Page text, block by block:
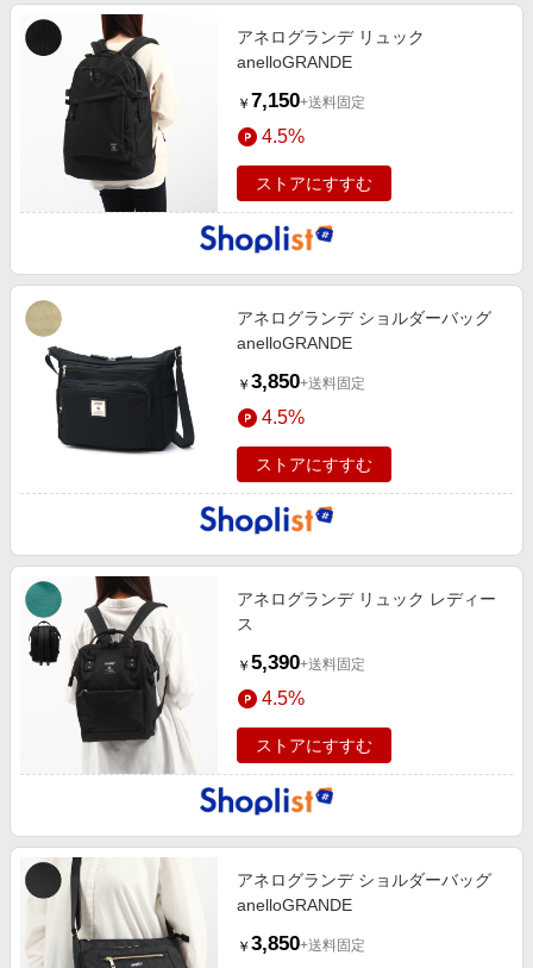
アネログランデ リュック
anelloGRANDE
￥ 7,150+送料固定
4.5%
ストアにすすむ
アネログランデ ショルダーバッグ
anelloGRANDE
￥ 3,850+送料固定
4.5%
ストアにすすむ
アネログランデ リュック レディー
ス
￥ 5,390+送料固定
4.5%
ストアにすすむ
アネログランデ ショルダーバッグ
anelloGRANDE
￥ 3,850+送料固定